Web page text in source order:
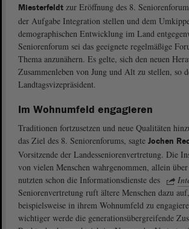
Miesterfeldt zur Eröffnung des 8.
der Aufgabe Integration stellen und dem
demographischen Entwicklung im Land
Seniorenforum sei das geeignete regelmäßige
Thema anzunähern. Es gelte, sich den neuen
Zusammenleben von Jung und Alt zu stellen, so
Landtagsvizepräsident.
Im Wohnumfeld engagieren
Traditionen fortzusetzen und neue Qualitäten
das Ziel des 8. Seniorenforums, sagte Jochen
Vorsitzende der Landesseniorenvertretung. Die
von vielen Menschen wahrgenommen, allein
nutzten schon die Informationsdienste des
Seniorenvertretung ruft ältere Menschen dazu
beispielsweise in ihrem Wohnumfeld zu
wichtiger werde die generationsübergreifende